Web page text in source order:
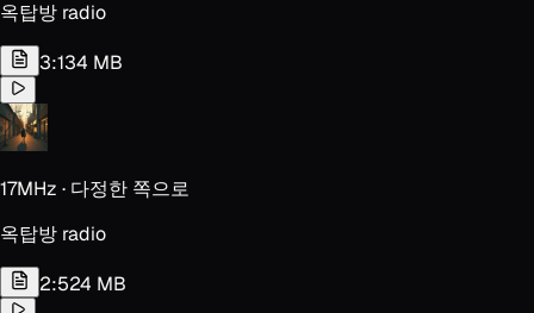
옥탑방 radio
3:134 MB
17MHz · 다정한 쪽으로
옥탑방 radio
2:524 MB